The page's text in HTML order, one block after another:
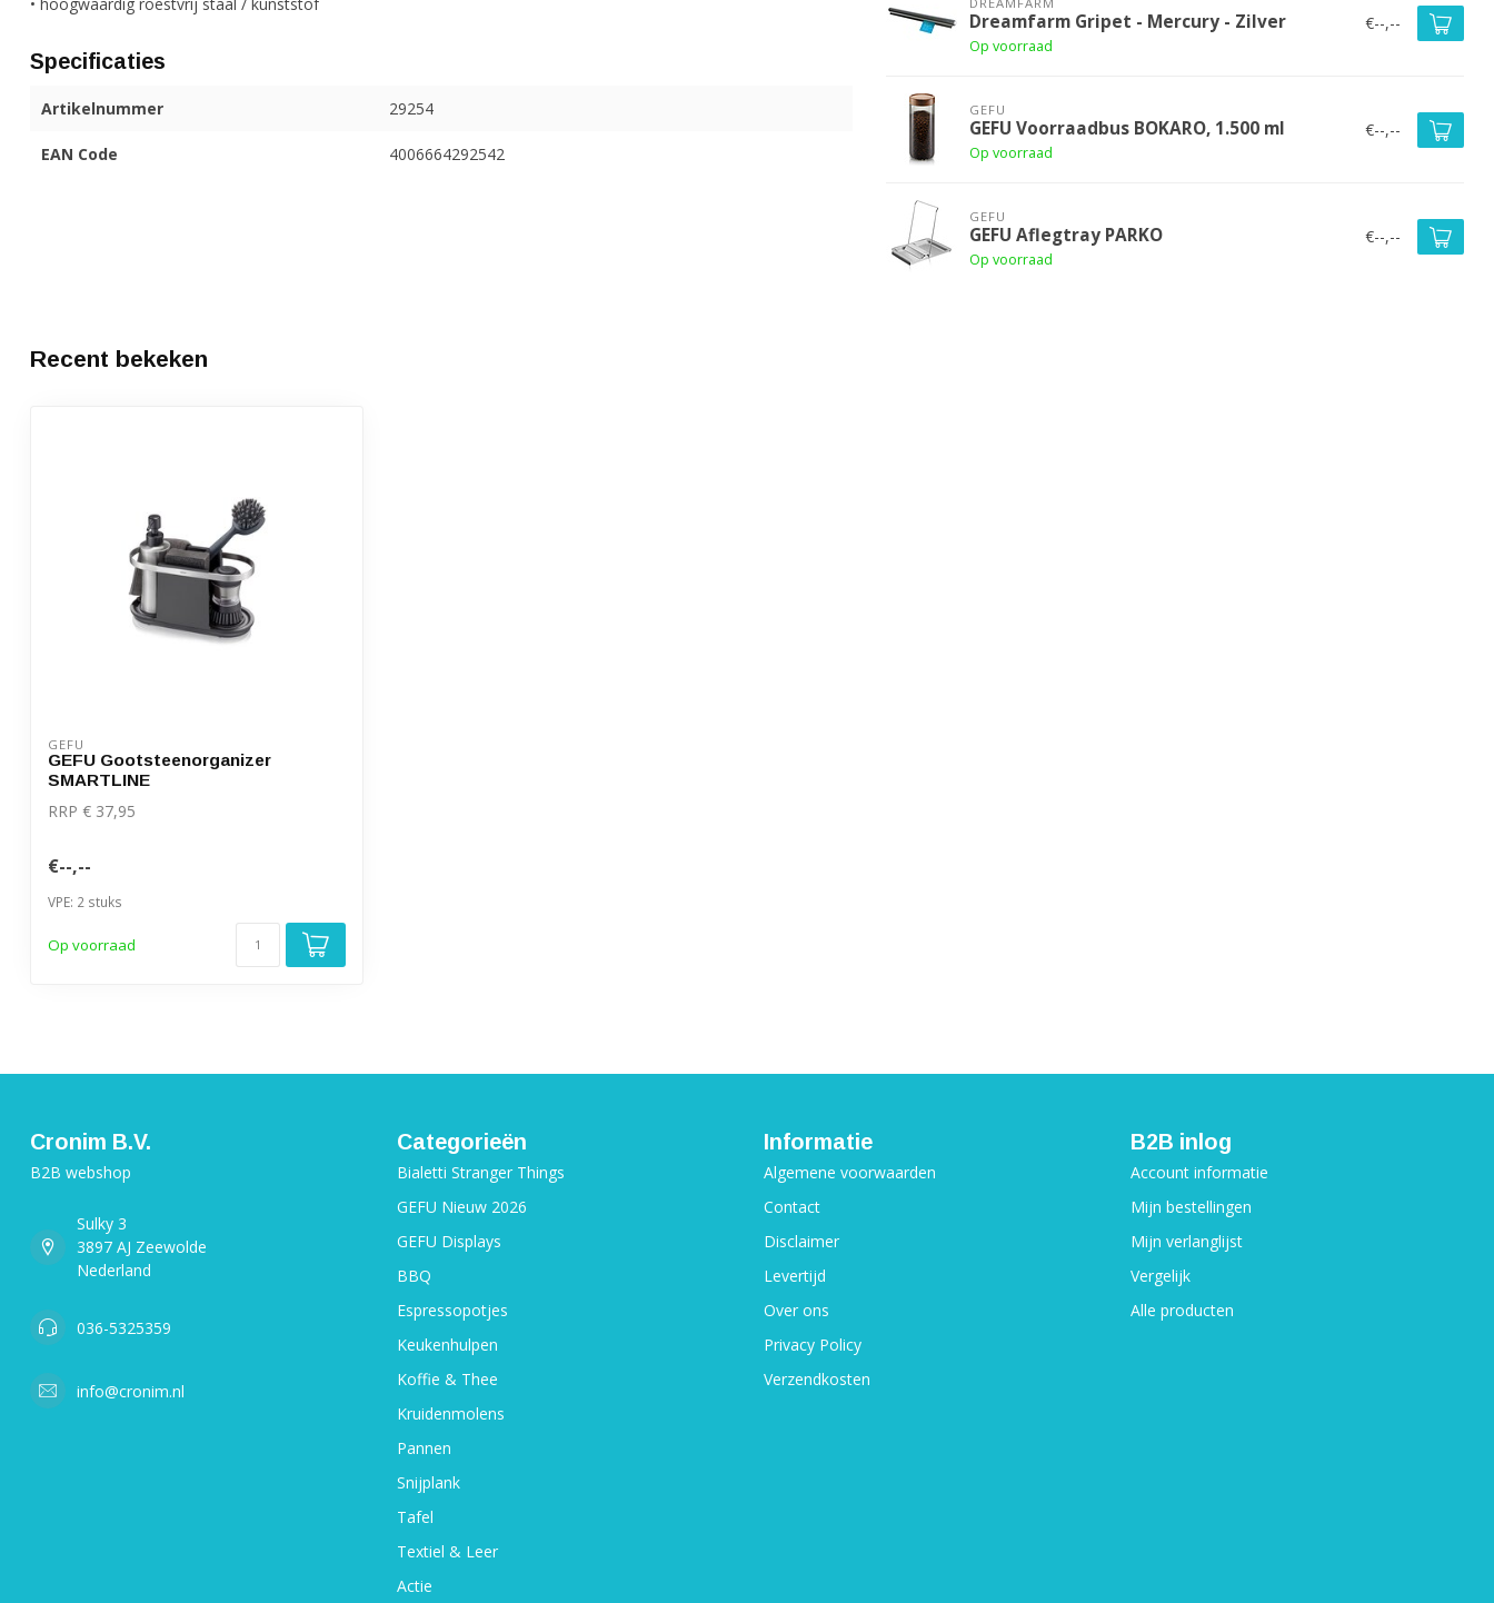
Specificaties
Artikelnummer 29254
EAN Code 4006664292542
Dreamfarm Gripet - Mercury - Zilver
Op voorraad
€--,--
GEFU
GEFU Voorraadbus BOKARO, 1.500 ml
Op voorraad
€--,--
GEFU
GEFU Aflegtray PARKO
Op voorraad
€--,--
Recent bekeken
GEFU
GEFU Gootsteenorganizer
SMARTLINE
RRP € 37,95
€--,--
VPE: 2 stuks
Op voorraad
Cronim B.V.
B2B webshop
Sulky 3
3897 AJ Zeewolde
Nederland
036-5325359
info@cronim.nl
Categorieën
Bialetti Stranger Things
GEFU Nieuw 2026
GEFU Displays
BBQ
Espressopotjes
Keukenhulpen
Koffie & Thee
Kruidenmolens
Pannen
Snijplank
Tafel
Textiel & Leer
Actie
Informatie
Algemene voorwaarden
Contact
Disclaimer
Levertijd
Over ons
Privacy Policy
Verzendkosten
B2B inlog
Account informatie
Mijn bestellingen
Mijn verlanglijst
Vergelijk
Alle producten